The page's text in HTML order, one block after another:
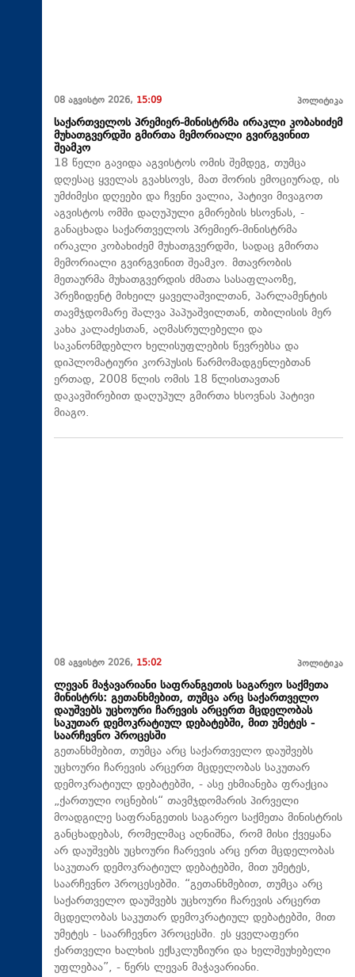
08 აგვისტო 2026, 15:09 პოლიტიკა
საქართველოს პრემიერ-მინისტრმა ირაკლი კობახიძემ
მუხათგვერდში გმირთა მემორიალი გვირგვინით
შეამკო
18 წელი გავიდა აგვისტოს ომის შემდეგ, თუმცა
დღესაც ყველას გვახსოვს, მათ შორის ემოციურად, ის
უმძიმესი დღეები და ჩვენი ვალია, პატივი მივაგოთ
აგვისტოს ომში დაღუპული გმირების ხსოვნას, -
განაცხადა საქართველოს პრემიერ-მინისტრმა
ირაკლი კობახიძემ მუხათგვერდში, სადაც გმირთა
მემორიალი გვირგვინით შეამკო. მთავრობის
მეთაურმა მუხათგვერდის ძმათა სასაფლაოზე,
პრეზიდენტ მიხეილ ყაველაშვილთან, პარლამენტის
თავმჯდომარე შალვა პაპუაშვილთან, თბილისის მერ
კახა კალაძესთან, აღმასრულებელი და
საკანონმდებლო ხელისუფლების წევრებსა და
დიპლომატიური კორპუსის წარმომადგენლებთან
ერთად, 2008 წლის ომის 18 წლისთავთან
დაკავშირებით დაღუპულ გმირთა ხსოვნას პატივი
მიაგო.
08 აგვისტო 2026, 15:02 პოლიტიკა
ლევან მაჭავარიანი საფრანგეთის საგარეო საქმეთა
მინისტრს: გეთანხმებით, თუმცა არც საქართველო
დაუშვებს უცხოური ჩარევის არცერთ მცდელობას
საკუთარ დემოკრატიულ დებატებში, მით უმეტეს -
საარჩევნო პროცესში
გეთანხმებით, თუმცა არც საქართველო დაუშვებს
უცხოური ჩარევის არცერთ მცდელობას საკუთარ
დემოკრატიულ დებატებში, - ასე ეხმიანება ფრაქცია
„ქართული ოცნების“ თავმჯდომარის პირველი
მოადგილე საფრანგეთის საგარეო საქმეთა მინისტრის
განცხადებას, რომელმაც აღნიშნა, რომ მისი ქვეყანა
არ დაუშვებს უცხოური ჩარევის არც ერთ მცდელობას
საკუთარ დემოკრატიულ დებატებში, მით უმეტეს,
საარჩევნო პროცესებში. “გეთანხმებით, თუმცა არც
საქართველო დაუშვებს უცხოური ჩარევის არცერთ
მცდელობას საკუთარ დემოკრატიულ დებატებში, მით
უმეტეს - საარჩევნო პროცესში. ეს ყველაფერი
ქართველი ხალხის ექსკლუზიური და ხელშეუხებელი
უფლებაა”, - წერს ლევან მაჭავარიანი.